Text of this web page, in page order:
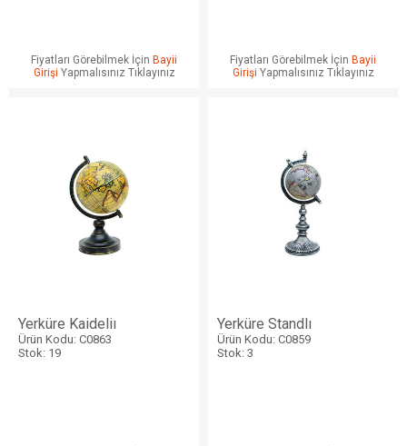
Fiyatları Görebilmek İçin Bayii
Girişi Yapmalısınız Tıklayınız
Fiyatları Görebilmek İçin Bayii
Girişi Yapmalısınız Tıklayınız
Yerküre Kaideliı
Ürün Kodu: C0863
Stok: 19
Yerküre Standlı
Ürün Kodu: C0859
Stok: 3